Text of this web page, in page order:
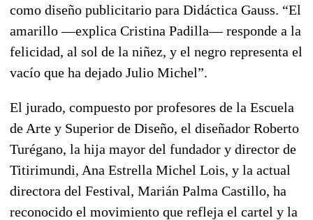
como diseño publicitario para Didáctica Gauss. “El
amarillo —explica Cristina Padilla— responde a la
felicidad, al sol de la niñez, y el negro representa el
vacío que ha dejado Julio Michel”.
El jurado, compuesto por profesores de la Escuela
de Arte y Superior de Diseño, el diseñador Roberto
Turégano, la hija mayor del fundador y director de
Titirimundi, Ana Estrella Michel Lois, y la actual
directora del Festival, Marián Palma Castillo, ha
reconocido el movimiento que refleja el cartel y la